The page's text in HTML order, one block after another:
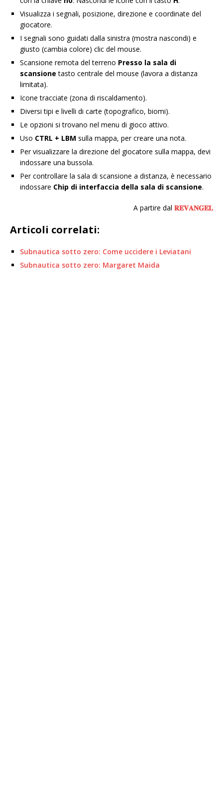
Visualizza i segnali, posizione, direzione e coordinate del
giocatore.
I segnali sono guidati dalla sinistra (mostra nascondi) e
giusto (cambia colore) clic del mouse.
Scansione remota del terreno Presso la sala di
scansione tasto centrale del mouse (lavora a distanza
limitata).
Icone tracciate (zona di riscaldamento).
Diversi tipi e livelli di carte (topografico, biomi).
Le opzioni si trovano nel menu di gioco attivo.
Uso CTRL + LBM sulla mappa, per creare una nota.
Per visualizzare la direzione del giocatore sulla mappa, devi
indossare una bussola.
Per controllare la sala di scansione a distanza, è necessario
indossare Chip di interfaccia della sala di scansione.
A partire dal 𝐑𝐄𝐕𝐀𝐍𝐆𝐄𝐋
Articoli correlati:
Subnautica sotto zero: Come uccidere i Leviatani
Subnautica sotto zero: Margaret Maida